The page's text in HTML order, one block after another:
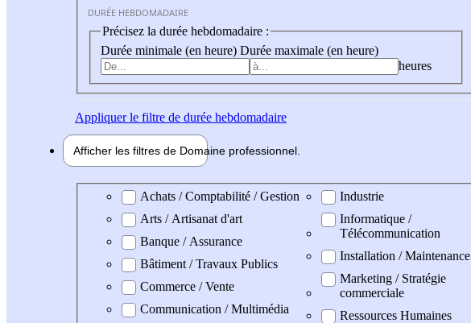
DURÉE HEBDOMADAIRE
Précisez la durée hebdomadaire :
Durée minimale (en heure) Durée maximale (en heure)
heures
Appliquerle filtre de durée hebdomadaire
Afficher les filtres de Domaine professionnel
Domaine professionel
Achats / Comptabilité / Gestion
Arts / Artisanat d'art
Banque / Assurance
Bâtiment / Travaux Publics
Commerce / Vente
Communication / Multimédia
Industrie
Informatique /
Télécommunication
Installation / Maintenance
Marketing / Stratégie
commerciale
Ressources Humaines